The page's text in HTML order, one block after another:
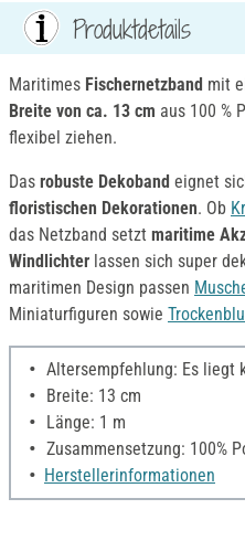
Produktdetails
Maritimes Fischernetzband mit
Breite von ca. 13 cm aus 100 %
flexibel ziehen.
Das robuste Dekoband eignet
floristischen Dekorationen. Ob
das Netzband setzt maritime
Windlichter lassen sich super
maritimen Design passen
Miniaturfiguren sowie
Altersempfehlung: Es liegt
Breite: 13 cm
Länge: 1 m
Zusammensetzung: 100%
Herstellerinformationen